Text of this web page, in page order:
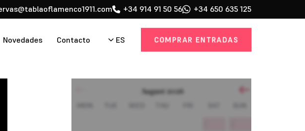
+34 914 91 50 56 +34 650 635 125
Novedades Contacto ES COMPRAR ENTRADAS